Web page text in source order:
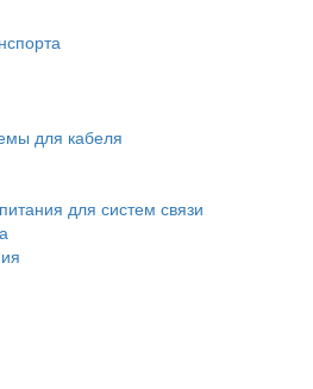
для кабеля
для систем связи